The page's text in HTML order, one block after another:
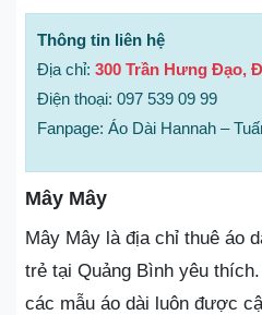
Thông tin liên hệ
Địa chỉ: 300 Trần Hưng Đạo,
Điện thoại: 097 539 09 99
Fanpage: Áo Dài Hannah –
Mây Mây
Mây Mây là địa chỉ thuê áo
trẻ tại Quảng Bình yêu
các mẫu áo dài luôn được